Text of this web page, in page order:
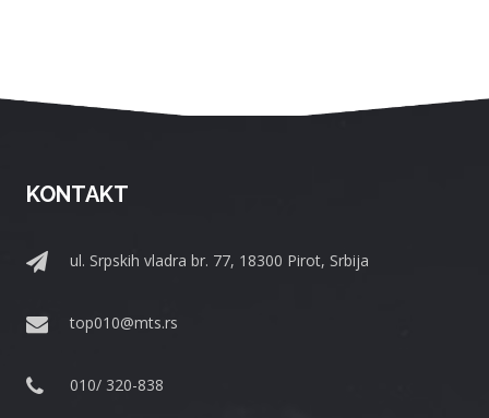
KONTAKT
ul. Srpskih vladra br. 77, 18300 Pirot, Srbija
top010@mts.rs
010/ 320-838